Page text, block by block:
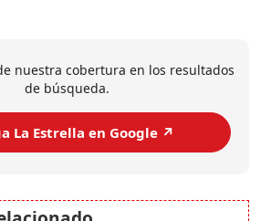
nuestra cobertura en los resultados
de búsqueda.
La Estrella en Google ↗️